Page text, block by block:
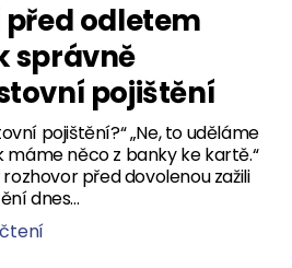
odletem
správně
pojištění
pojištění?“ „Ne, to uděláme
máme něco z banky ke kartě.“
před dovolenou zažili
dnes…